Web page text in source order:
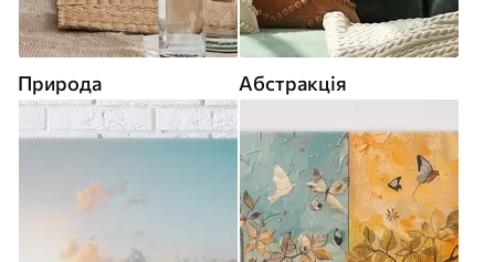
Природа Абстракція